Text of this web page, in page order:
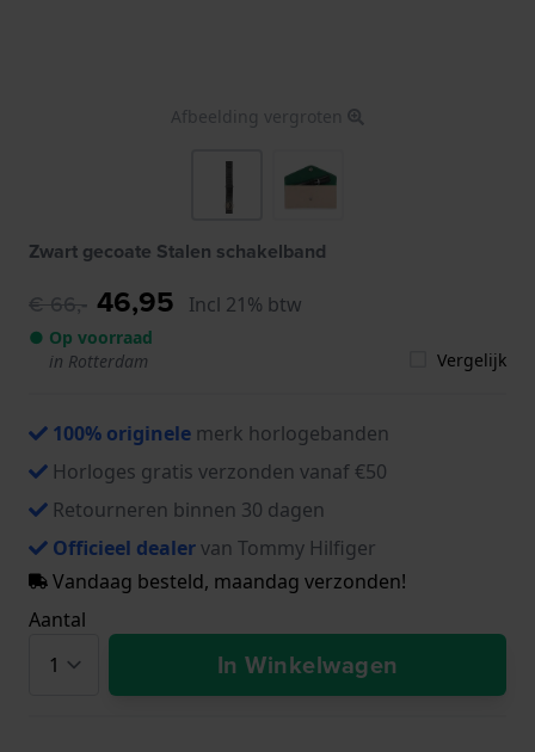
Afbeelding vergroten
Zwart gecoate Stalen schakelband
€ 66,- 46,95 Incl 21% btw
● Op voorraad
in Rotterdam
Vergelijk
100% originele merk horlogebanden
Horloges gratis verzonden vanaf €50
Retourneren binnen 30 dagen
Officieel dealervan Tommy Hilfiger
Vandaag besteld, maandag verzonden!
Aantal
In Winkelwagen